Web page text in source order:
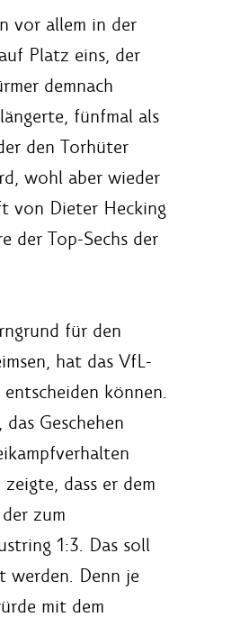
vor allem in der
Platz eins, der
demnach
fünfmal als
den Torhüter
wohl aber wieder
von Dieter Hecking
der Top-Sechs der
für den
hat das VfL-
können.
Geschehen
dass er dem
zum
1:3. Das soll
werden. Denn je
mit dem